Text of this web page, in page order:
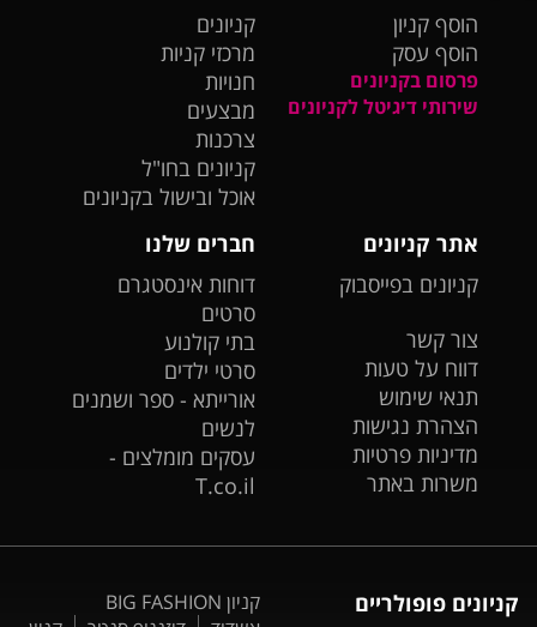
הוסף קניון
הוסף עסק
פרסום בקניונים
שירותי דיגיטל לקניונים
קניונים
מרכזי קניות
חנויות
מבצעים
צרכנות
קניונים בחו"ל
אוכל ובישול בקניונים
אתר קניונים
קניונים בפייסבוק
צור קשר
דווח על טעות
תנאי שימוש
הצהרת נגישות
מדיניות פרטיות
משרות באתר
חברים שלנו
דוחות אינסטגרם
סרטים
בתי קולנוע
סרטי ילדים
אורייתא - ספר ושמנים
לנשים
עסקים מומלצים -
T.co.il
קניונים פופולריים
קניון BIG FASHION